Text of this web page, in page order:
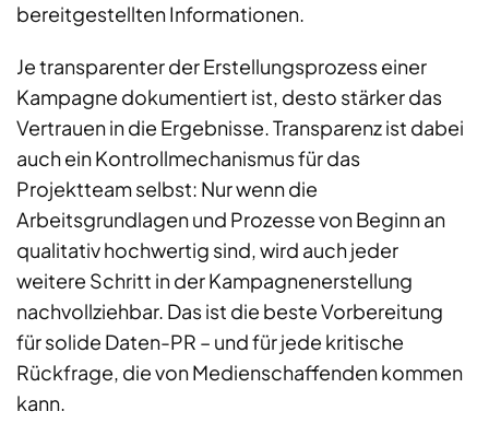
bereitgestellten Informationen.
Je transparenter der Erstellungsprozess einer
Kampagne dokumentiert ist, desto stärker das
Vertrauen in die Ergebnisse. Transparenz ist dabei
auch ein Kontrollmechanismus für das
Projektteam selbst: Nur wenn die
Arbeitsgrundlagen und Prozesse von Beginn an
qualitativ hochwertig sind, wird auch jeder
weitere Schritt in der Kampagnenerstellung
nachvollziehbar. Das ist die beste Vorbereitung
für solide Daten-PR – und für jede kritische
Rückfrage, die von Medienschaffenden kommen
kann.